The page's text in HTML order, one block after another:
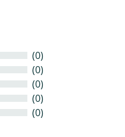
(0)
(0)
(0)
(0)
(0)